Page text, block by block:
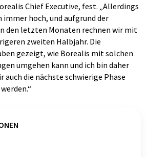
Chief Executive, fest. „Allerdings
hoch, und aufgrund der
den letzten Monaten rechnen wir mit
zweiten Halbjahr. Die
gezeigt, wie Borealis mit solchen
umgehen kann und ich bin daher
auch die nächste schwierige Phase